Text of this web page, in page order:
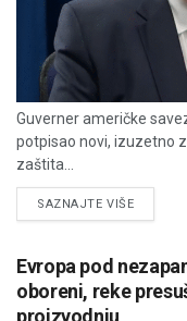
Guverner američke
potpisao novi, izuzetno
zaštita...
SAZNAJTE VIŠEDETAILS
Evropa pod
oboreni, reke
proizvodnju